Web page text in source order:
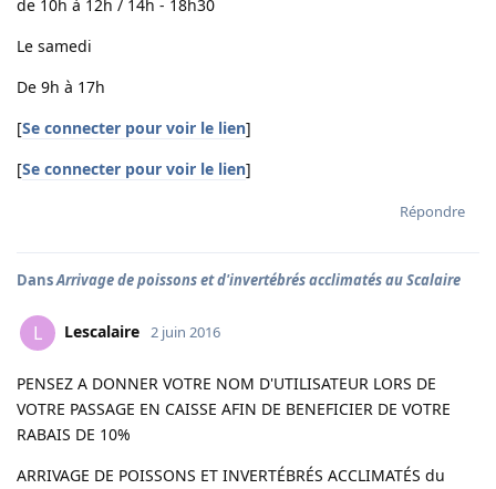
de 10h à 12h / 14h - 18h30
Le samedi
De 9h à 17h
[Se connecter pour voir le lien]
[Se connecter pour voir le lien]
Répondre
DansArrivage de poissons et d'invertébrés acclimatés au Scalaire
L Lescalaire 2 juin 2016
PENSEZ A DONNER VOTRE NOM D'UTILISATEUR LORS DE
VOTRE PASSAGE EN CAISSE AFIN DE BENEFICIER DE VOTRE
RABAIS DE 10%
ARRIVAGE DE POISSONS ET INVERTÉBRÉS ACCLIMATÉS du